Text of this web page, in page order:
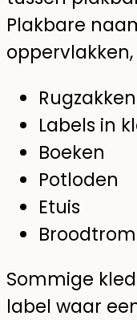
Plakbare
oppervlakken,
Rugzakken
Labels in
Boeken
Potloden
Etuis
Sommige
label waar